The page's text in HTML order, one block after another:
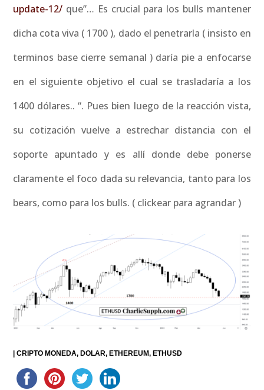
update-12/ que”… Es crucial para los bulls mantener
dicha cota viva ( 1700 ), dado el penetrarla ( insisto en
terminos base cierre semanal ) daría pie a enfocarse
en el siguiente objetivo el cual se trasladaría a los
1400 dólares.. “. Pues bien luego de la reacción vista,
su cotización vuelve a estrechar distancia con el
soporte apuntado y es allí donde debe ponerse
claramente el foco dada su relevancia, tanto para los
bears, como para los bulls. ( clickear para agrandar )
|CRIPTO MONEDA DOLAR ETHEREUM ETHUSD